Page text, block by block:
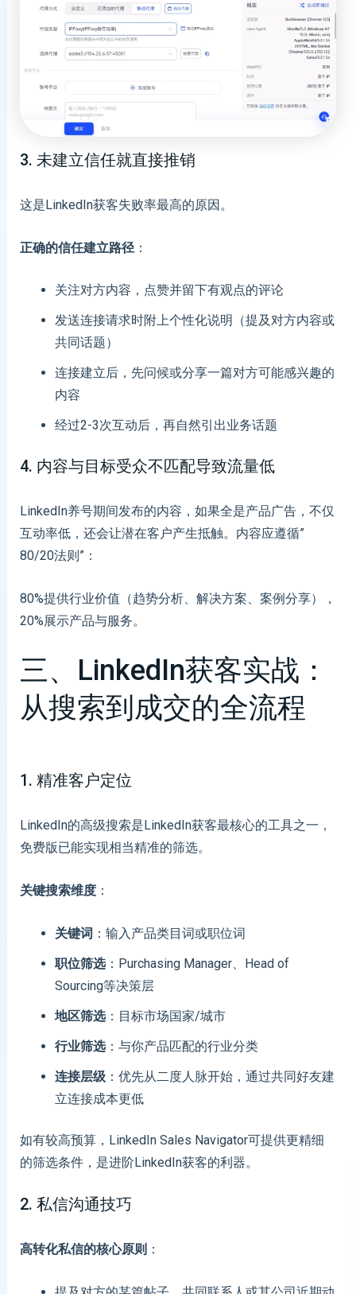
3. 未建立信任就直接推销
这是LinkedIn获客失败率最高的原因。
正确的信任建立路径：
关注对方内容，点赞并留下有观点的评论
发送连接请求时附上个性化说明（提及对方内容或
共同话题）
连接建立后，先问候或分享一篇对方可能感兴趣的
内容
经过2-3次互动后，再自然引出业务话题
4. 内容与目标受众不匹配导致流量低
LinkedIn养号期间发布的内容，如果全是产品广告，不仅
互动率低，还会让潜在客户产生抵触。内容应遵循”
80/20法则”：
80%提供行业价值（趋势分析、解决方案、案例分享），
20%展示产品与服务。
三、LinkedIn获客实战：
从搜索到成交的全流程
1. 精准客户定位
LinkedIn的高级搜索是LinkedIn获客最核心的工具之一，
免费版已能实现相当精准的筛选。
关键搜索维度：
关键词 ：输入产品类目词或职位词
职位筛选：Purchasing Manager、Head of
Sourcing等决策层
地区筛选：目标市场国家/城市
行业筛选：与你产品匹配的行业分类
连接层级：优先从二度人脉开始，通过共同好友建
立连接成本更低
如有较高预算，LinkedIn Sales Navigator可提供更精细
的筛选条件，是进阶LinkedIn获客的利器。
2. 私信沟通技巧
高转化私信的核心原则 ：